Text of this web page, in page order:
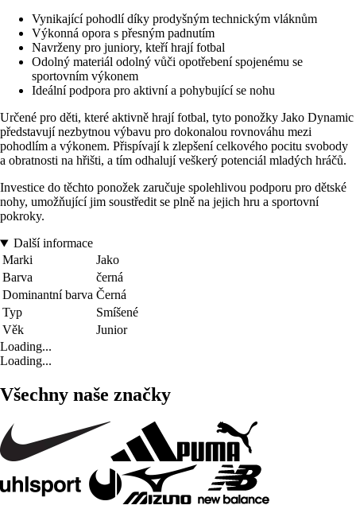
Vynikající pohodlí díky prodyšným technickým vláknům
Výkonná opora s přesným padnutím
Navrženy pro juniory, kteří hrají fotbal
Odolný materiál odolný vůči opotřebení spojenému se
sportovním výkonem
Ideální podpora pro aktivní a pohybující se nohu
Určené pro děti, které aktivně hrají fotbal, tyto ponožky Jako Dynamic
představují nezbytnou výbavu pro dokonalou rovnováhu mezi
pohodlím a výkonem. Přispívají k zlepšení celkového pocitu svobody
a obratnosti na hřišti, a tím odhalují veškerý potenciál mladých hráčů.
Investice do těchto ponožek zaručuje spolehlivou podporu pro dětské
nohy, umožňující jim soustředit se plně na jejich hru a sportovní
pokroky.
Další informace
Marki
Jako
Barva
černá
Dominantní barva Černá
Typ
Smíšené
Věk
Junior
Loading...
Loading...
Všechny naše značky